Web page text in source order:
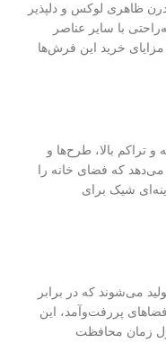
ظاهری لوکس و دلپذیر
با سایر عناصر
خرید این فرش‌ها
و تراکم بالا، طرح‌ها و
که فضای خانه را
شیک برای
می‌شوند که در برابر
پررفت‌وآمد، این
زمان محافظت